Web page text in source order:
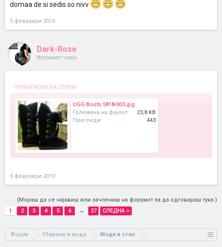
domaa de si sedis so nivv
5 февруари 2010
Dark-Rose
Истакнат член
ПРИКАЧЕНИ ФАЈЛОВИ:
UGG Boots 5818-003.jpg
Големина на фајлот:
23,8 KB
Прегледи:
443
5 февруари 2010
(Мораш да се најавиш или зачлениш на форумот за да одговараш тука.)
1
2 3 4 5 6 → 27 СЛЕДНА >
Форум Убавина и мода Мода и стил